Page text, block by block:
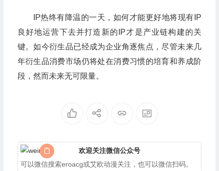
IP热终有降温的一天，如何才能更好地将现有IP
良好地运营下去并打造新的IP才是产业链构建的关
键。如今衍生品已经成为企业角逐焦点，尽管未来几
年衍生品消费市场仍将处在消费习惯的培育和养成阶
段，然而未来无可限量。
欢迎关注微信公众号
可以微信搜索eroacg或艾欧动漫关注，也可以微信扫码。